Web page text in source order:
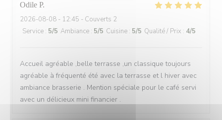
Odile P
2026-08-08 - 12:45 - Couverts 2
Service : 5/5 Ambiance : 5/5 Cuisine : 5/5 Qualité / Prix : 4/5
Accueil agréable ,belle terrasse ,un classique toujours
agréable à fréquenté été avec la terrasse et l hiver avec
ambiance brasserie . Mention spéciale pour le café servi
avec un délicieux mini financier .